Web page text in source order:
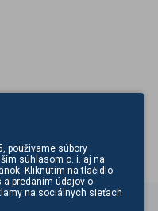
používame súbory
súhlasom o. i. aj na
Kliknutím na tlačidlo
a predaním údajov o
na sociálnych sieťach